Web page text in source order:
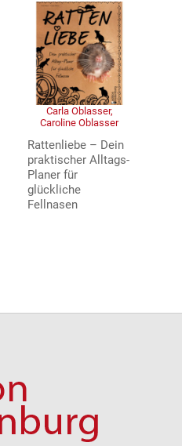
Carla Oblasser,
Caroline Oblasser
Rattenliebe – Dein
praktischer Alltags-
Planer für
glückliche
Fellnasen